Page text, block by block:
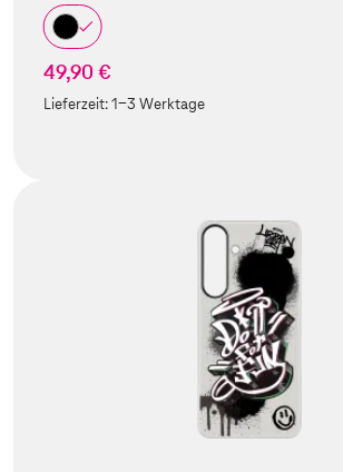
49,90 €
Lieferzeit:1-3 Werktage